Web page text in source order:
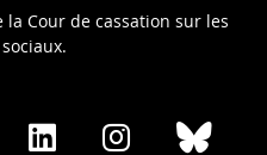
la Cour de cassation sur les
Share
Share
Share